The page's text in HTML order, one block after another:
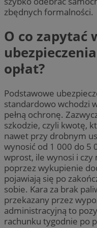
zbędnych formalności.
O co zapytać
opłat?
Podstawowe
standardowo wchodzi
pełną ochronę.
szkodzie, czyli kwotę,
nawet przy drobnym
wynosić od 1 000 do 5
wprost, ile wynosi i czy
poprzez wykupienie
pojawiają się po
sobie. Kara za brak
przekazany przez
administracyjną to
rachunku tygodnie po